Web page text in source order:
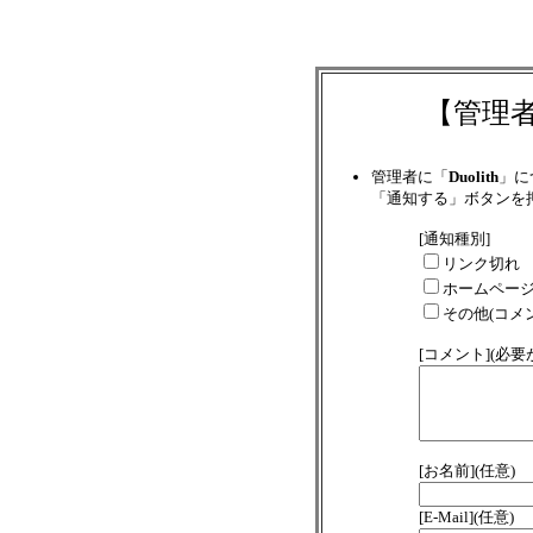
【管理
管理者に「 Duolith 」
「通知する」ボタン
[通知種別]
リンク切れ
ホームペー
その他(コメ
[コメント](必要
[お名前](任意)
[E-Mail](任意)